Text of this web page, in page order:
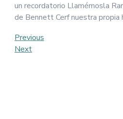
un recordatorio Llamémosla
de Bennett Cerf nuestra propia
Post
navigation
Previous
Post
Previous
Next
Next